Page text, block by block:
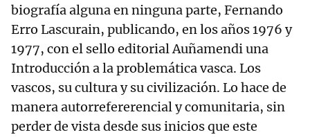
biografía alguna en ninguna parte, Fernando
Erro Lascurain, publicando, en los años 1976 y
1977, con el sello editorial Auñamendi una
Introducción a la problemática vasca. Los
vascos, su cultura y su civilización. Lo hace de
manera autorrefererencial y comunitaria, sin
perder de vista desde sus inicios que este